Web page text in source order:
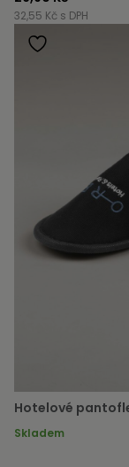
32,55 Kč s DPH
Hotelové
Skladem